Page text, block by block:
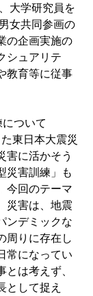
大学研究員を
女共同参画の
の企画実施の
シュアリテ
教育等に従事
ついて
東日本大震災
害に活かそう
災害訓練」も
今回のテーマ
災害は、地震
ンデミックな
周りに存在し
常になってい
とは考えず、
として捉え